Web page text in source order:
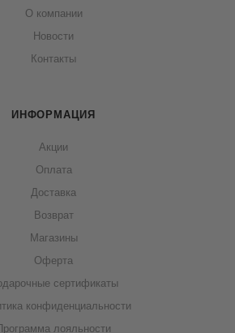
О компании
Новости
Контакты
ИНФОРМАЦИЯ
Акции
Оплата
Доставка
Возврат
Магазины
Оферта
сертификаты
конфиденциальности
лояльности